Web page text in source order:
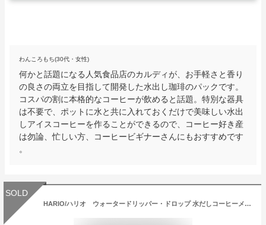
わんころもち(30代・女性)
何かと話題になる人気食品店のカルディが、お手軽さと香り
の良さの両立を目指して開発した水出し珈琲のパックです。
コスパの割に本格的なコーヒーが飲めると話題。特別な器具
は不要で、ポットに水と共に入れておくだけで美味しい水出
しアイスコーヒーを作ることができるので、コーヒー好き産
は勿論、忙しい方、コーヒービギナーさんにもおすすめです
。
SOLD
HARIO/ハリオ ウォータードリッパー・ドロップ 水だしコーヒーメーカー WX0742